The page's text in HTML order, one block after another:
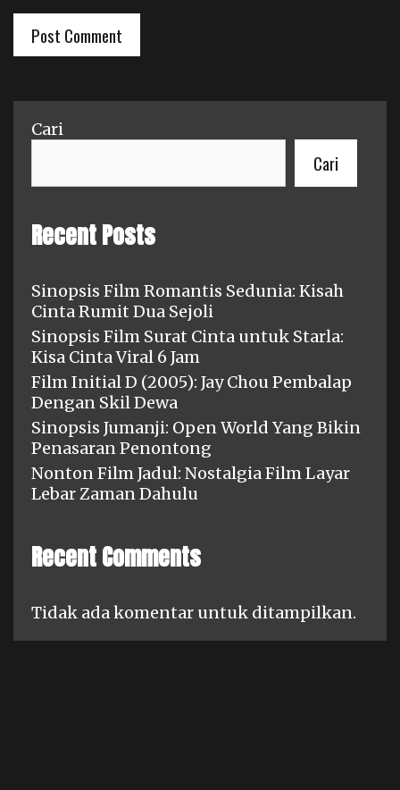
Cari
Cari
Recent Posts
Sinopsis Film Romantis Sedunia: Kisah
Cinta Rumit Dua Sejoli
Sinopsis Film Surat Cinta untuk Starla:
Kisa Cinta Viral 6 Jam
Film Initial D (2005): Jay Chou Pembalap
Dengan Skil Dewa
Sinopsis Jumanji: Open World Yang Bikin
Penasaran Penontong
Nonton Film Jadul: Nostalgia Film Layar
Lebar Zaman Dahulu
Recent Comments
Tidak ada komentar untuk ditampilkan.